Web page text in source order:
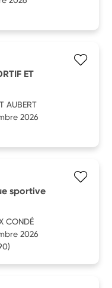
ET
AUBERT
2026
sportive
CONDÉ
2026